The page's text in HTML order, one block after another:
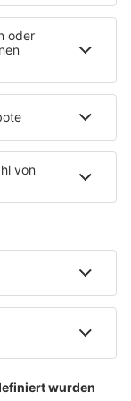
bietet es
auf dem …